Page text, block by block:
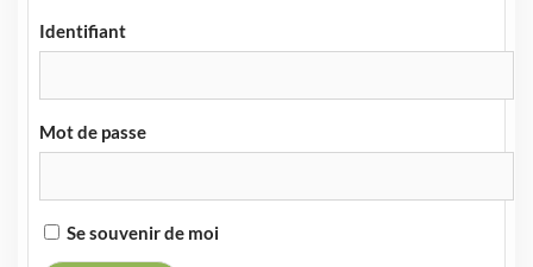
Identifiant
Mot de passe
Se souvenir de moi